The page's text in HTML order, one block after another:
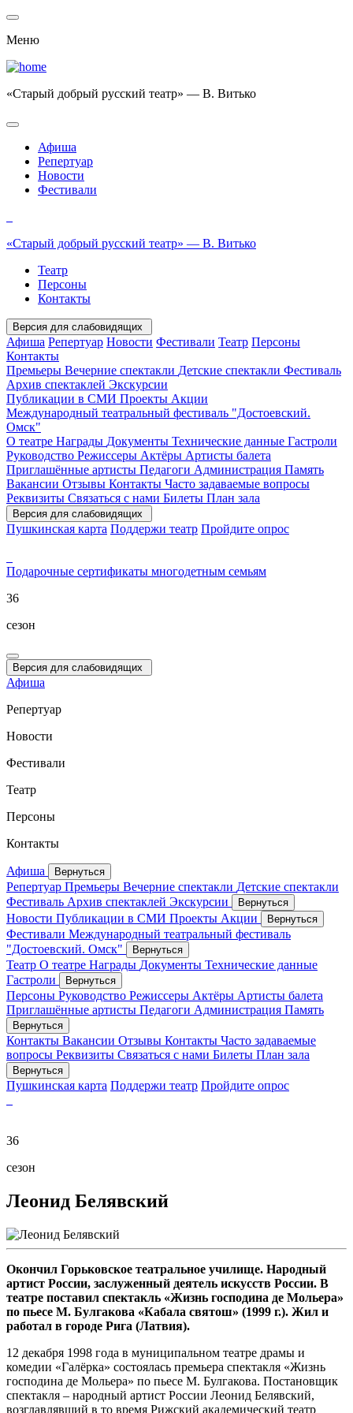
Меню
«Старый добрый русский театр» — В. Витько
Афиша
Репертуар
Новости
Фестивали
«Старый добрый русский театр» — В. Витько
Театр
Персоны
Контакты
Версия для слабовидящих
Афиша Репертуар Новости Фестивали Театр Персоны
Контакты
Премьеры Вечерние спектакли Детские спектакли Фестиваль
Архив спектаклей Экскурсии
Публикации в СМИ Проекты Акции
Международный театральный фестиваль "Достоевский.
Омск"
О театре Награды Документы Технические данные Гастроли
Руководство Режиссеры Актёры Артисты балета
Приглашённые артисты Педагоги Администрация Память
Вакансии Отзывы Контакты Часто задаваемые вопросы
Реквизиты Связаться с нами Билеты План зала
Версия для слабовидящих
Пушкинская карта Поддержи театр Пройдите опрос
Подарочные сертификаты многодетным семьям
36
сезон
Версия для слабовидящих
Афиша
Репертуар
Новости
Фестивали
Театр
Персоны
Контакты
Афиша Вернуться
Репертуар Премьеры Вечерние спектакли Детские спектакли
Фестиваль Архив спектаклей Экскурсии Вернуться
Новости Публикации в СМИ Проекты Акции Вернуться
Фестивали Международный театральный фестиваль
"Достоевский. Омск"
Вернуться
Театр О театре Награды Документы Технические данные
Гастроли
Вернуться
Персоны Руководство Режиссеры Актёры Артисты балета
Приглашённые артисты Педагоги Администрация Память
Вернуться
Контакты Вакансии Отзывы Контакты Часто задаваемые
вопросы Реквизиты Связаться с нами Билеты План зала
Вернуться
Пушкинская карта Поддержи театр Пройдите опрос
36
сезон
Леонид Белявский
Окончил Горьковское театральное училище. Народный
артист России, заслуженный деятель искусств России. В
театре поставил спектакль «Жизнь господина де Мольера»
по пьесе М. Булгакова «Кабала святош» (1999 г.). Жил и
работал в городе Рига (Латвия).
12 декабря 1998 года в муниципальном театре драмы и
комедии «Галёрка» состоялась премьера спектакля «Жизнь
господина де Мольера» по пьесе М. Булгакова. Постановщик
спектакля – народный артист России Леонид Белявский,
возглавлявший в то время Рижский академический театр